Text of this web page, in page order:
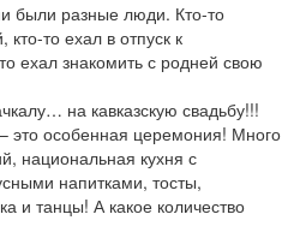
были разные люди. Кто-то
то ехал в отпуск к
ехал знакомить с родней свою
на кавказскую свадьбу!!!
это особенная церемония! Много
национальная кухня с
напитками, тосты,
и танцы! А какое количество